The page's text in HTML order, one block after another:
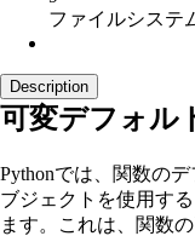
ファイルシステ
Description
可変デフォル
Pythonでは、関数の
ブジェクトを使用す
ます。これは、関数